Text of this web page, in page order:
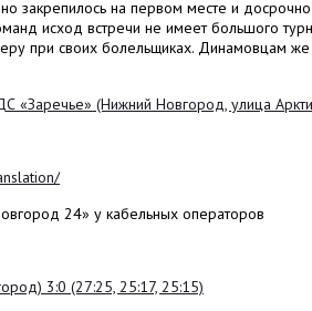
закрепилось на первом месте и
исход встречи не имеет большого
при своих болельщиках. Динамовцам же
«Заречье» (Нижний Новгород, улица
24» у кабельных операторов
3:0 (27:25, 25:17, 25:15)